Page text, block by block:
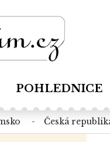
POHLEDNICE
česká